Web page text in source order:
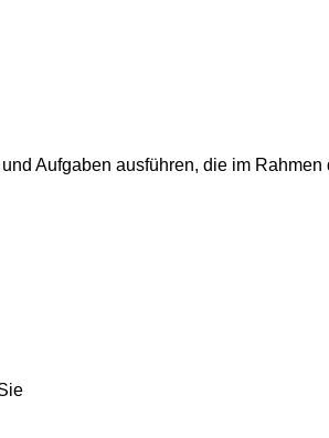
Aufgaben ausführen, die im